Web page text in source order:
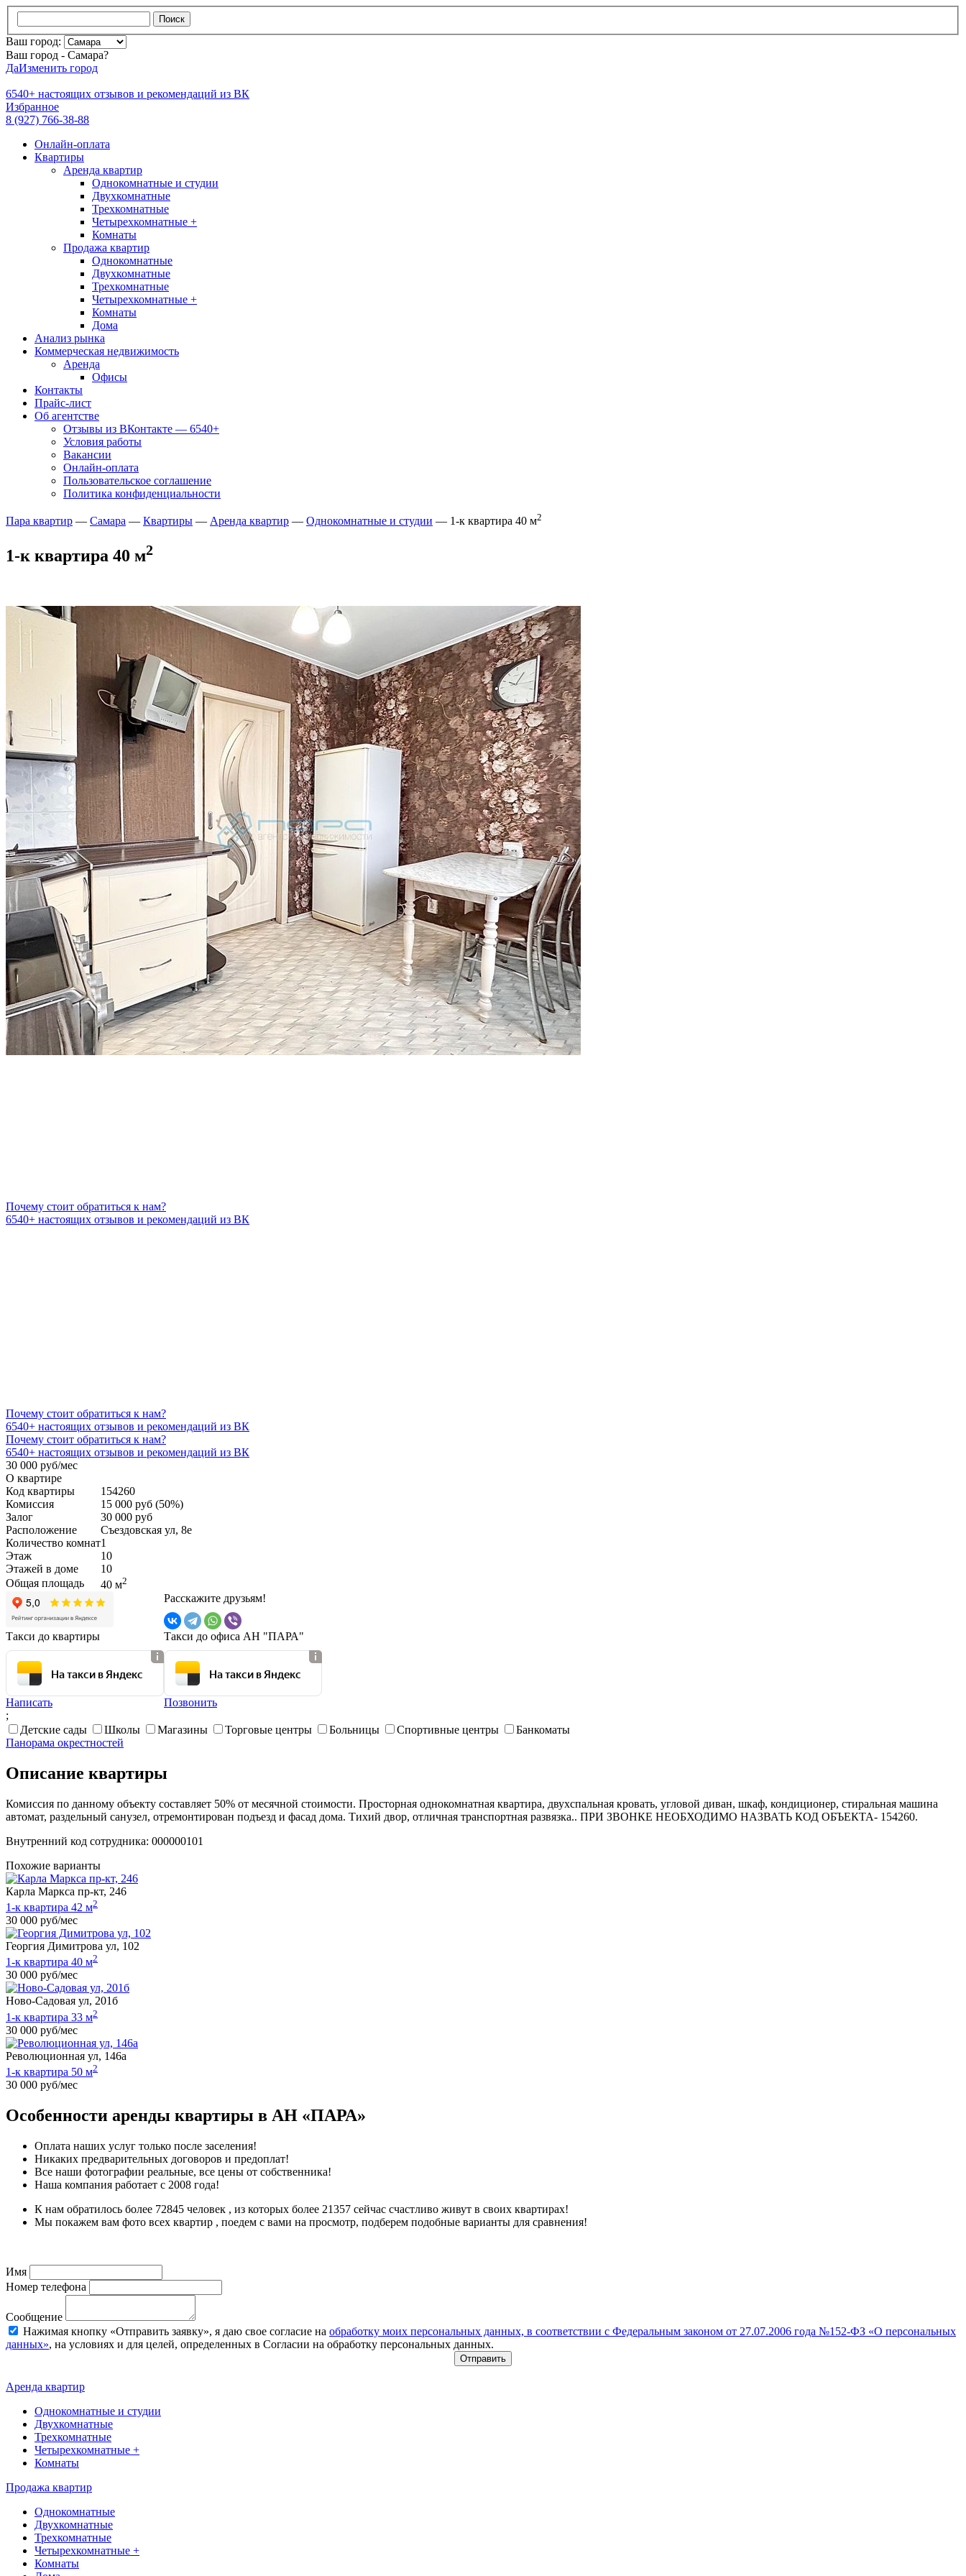
Поиск
Ваш город:
Ваш город - Самара?
ДаИзменить город
6540+ настоящих отзывов и рекомендаций из ВК
Избранное
8 (927) 766-38-88
Онлайн-оплата
Квартиры
Аренда квартир
Однокомнатные и студии
Двухкомнатные
Трехкомнатные
Четырехкомнатные +
Комнаты
Продажа квартир
Однокомнатные
Двухкомнатные
Трехкомнатные
Четырехкомнатные +
Комнаты
Дома
Анализ рынка
Коммерческая недвижимость
Аренда
Офисы
Контакты
Прайс-лист
Об агентстве
Отзывы из ВКонтакте — 6540+
Условия работы
Вакансии
Онлайн-оплата
Пользовательское соглашение
Политика конфиденциальности
Пара квартир — Самара — Квартиры — Аренда квартир — Однокомнатные и студии — 1-к квартира 40 м2
1-к квартира 40 м2
Почему стоит обратиться к нам?
6540+ настоящих отзывов и рекомендаций из ВК
Почему стоит обратиться к нам?
6540+ настоящих отзывов и рекомендаций из ВК
Почему стоит обратиться к нам?
6540+ настоящих отзывов и рекомендаций из ВК
30 000 руб/мес
О квартире
Код квартиры
154260
Комиссия
15 000 руб (50%)
Залог
30 000 руб
Расположение
Съездовская ул, 8е
Количество комнат1
Этаж
10
Этажей в доме
10
Общая площадь
40 м2
Расскажите друзьям!
Такси до квартиры
На такси в Яндекс
Такси до офиса АН "ПАРА"
На такси в Яндекс
Написать
Позвонить
;
Детские сады
Школы Магазины Торговые центры Больницы Спортивные центры
Банкоматы
Панорама окрестностей
Описание квартиры
Комиссия по данному объекту составляет 50% от месячной стоимости. Просторная однокомнатная квартира, двухспальная кровать, угловой диван, шкаф, кондиционер, стиральная машина
автомат, раздельный санузел, отремонтирован подъезд и фасад дома. Тихий двор, отличная транспортная развязка.. ПРИ ЗВОНКЕ НЕОБХОДИМО НАЗВАТЬ КОД ОБЪЕКТА- 154260.
Внутренний код сотрудника: 000000101
Похожие варианты
Карла Маркса пр-кт, 246
1-к квартира 42 м2
30 000 руб/мес
Георгия Димитрова ул, 102
1-к квартира 40 м2
30 000 руб/мес
Ново-Садовая ул, 201б
1-к квартира 33 м2
30 000 руб/мес
Революционная ул, 146а
1-к квартира 50 м2
30 000 руб/мес
Особенности аренды квартиры в АН «ПАРА»
Оплата наших услуг только после заселения!
Никаких предварительных договоров и предоплат!
Все наши фотографии реальные, все цены от собственника!
Наша компания работает с 2008 года!
К нам обратилось более 72845 человек , из которых более 21357 сейчас счастливо живут в своих квартирах!
Мы покажем вам фото всех квартир , поедем с вами на просмотр, подберем подобные варианты для сравнения!
Имя
Номер телефона
Сообщение
Нажимая кнопку «Отправить заявку», я даю свое согласие на обработку моих персональных данных, в соответствии с Федеральным законом от 27.07.2006 года №152-ФЗ «О персональных
данных», на условиях и для целей, определенных в Согласии на обработку персональных данных.
Отправить
Аренда квартир
Однокомнатные и студии
Двухкомнатные
Трехкомнатные
Четырехкомнатные +
Комнаты
Продажа квартир
Однокомнатные
Двухкомнатные
Трехкомнатные
Четырехкомнатные +
Комнаты